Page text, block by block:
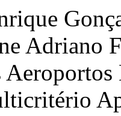
Adriano